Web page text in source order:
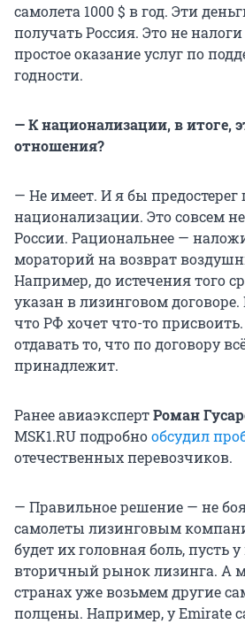
самолета 1000 $ в год. Эти
получать Россия. Это не
простое оказание услуг по
годности.
— К национализации, в итоге,
отношения?
— Не имеет. И я бы предостерег
национализации. Это совсем
России. Рациональнее —
мораторий на возврат
Например, до истечения того
указан в лизинговом договоре.
что РФ хочет что-то
отдавать то, что по договору
принадлежит.
Ранее авиаэкспертРоман
MSK1.RU подробнообсудил
отечественных перевозчиков.
— Правильное решение — не
самолеты лизинговым
будет их головная боль, пусть
вторичный рынок лизинга. А
странах уже возьмем другие
полцены. Например, у Emirate